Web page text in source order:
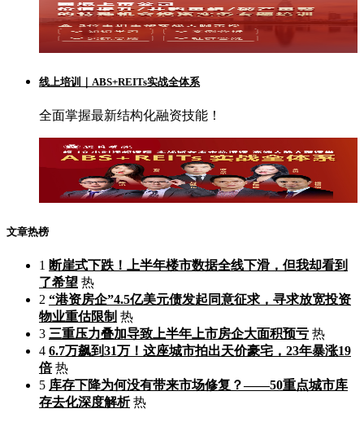
线上培训｜ABS+REITs实战全体系
全面掌握最新结构化融资技能！
文章热榜
1 断崖式下跌！上半年楼市数据全线下滑，但我却看到
了希望 热
2 “港资房企”4.5亿美元债发起同意征求，寻求放宽投资
物业重估限制 热
3 三重压力叠加导致上半年上市房企大面积预亏 热
4 6.7万飙到31万！这座城市拍出天价豪宅，23年暴涨19
倍 热
5 库存下降为何没有带来市场修复？——50重点城市库
存去化深度解析 热